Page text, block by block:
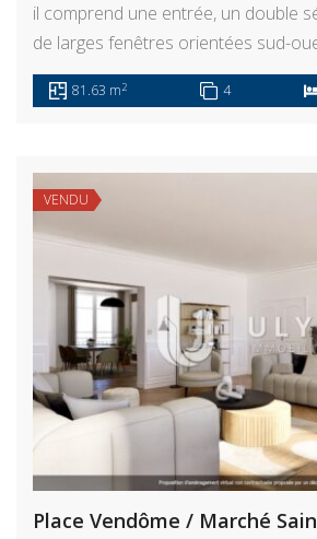
il comprend une entrée, un double
de larges fenêtres orientées sud-
81.63 m2 4
VENDU